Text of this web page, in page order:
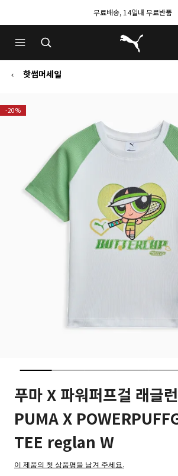
무료배송, 14일내 무료반품
푸마 홈
핫썸머세일
-20%
푸마 X 파워퍼프걸 래글
PUMA X
TEE reglan W
이 제품의 첫 상품평을 남겨 주세요.